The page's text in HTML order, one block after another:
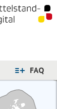
FAQ